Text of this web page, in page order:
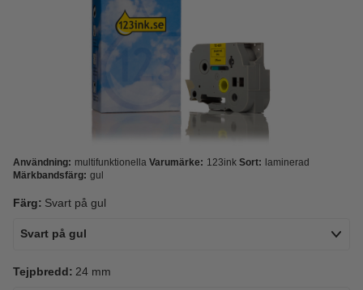
Användning: multifunktionella Varumärke: 123ink Sort: laminerad
Märkbandsfärg: gul
Färg: Svart på gul
Svart på gul
Tejpbredd: 24 mm